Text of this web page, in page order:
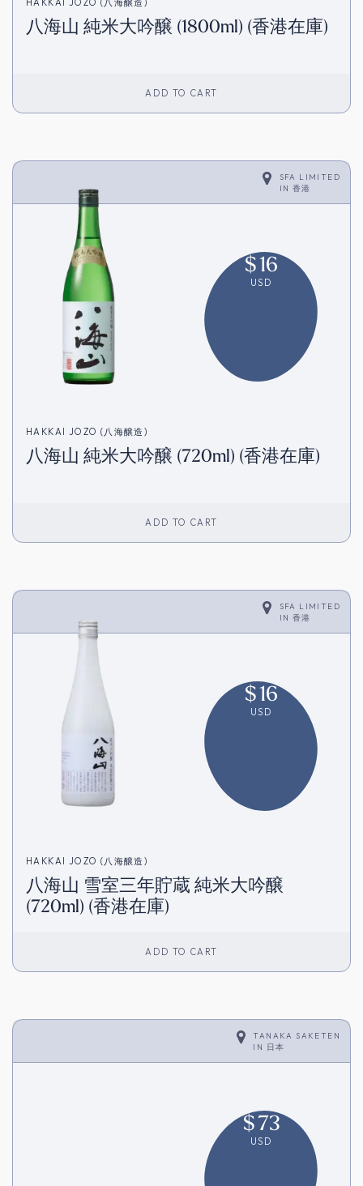
HAKKAI JOZO (八海醸造)
八海山 純米大吟醸 (1800ml) (香港在庫)
ADD TO CART
SFA LIMITED
IN 香港
$16
USD
HAKKAI JOZO (八海醸造)
八海山 純米大吟醸 (720ml) (香港在庫)
ADD TO CART
SFA LIMITED
IN 香港
$16
USD
HAKKAI JOZO (八海醸造)
八海山 雪室三年貯蔵 純米大吟醸
(720ml) (香港在庫)
ADD TO CART
TANAKA SAKETEN
IN 日本
$73
USD